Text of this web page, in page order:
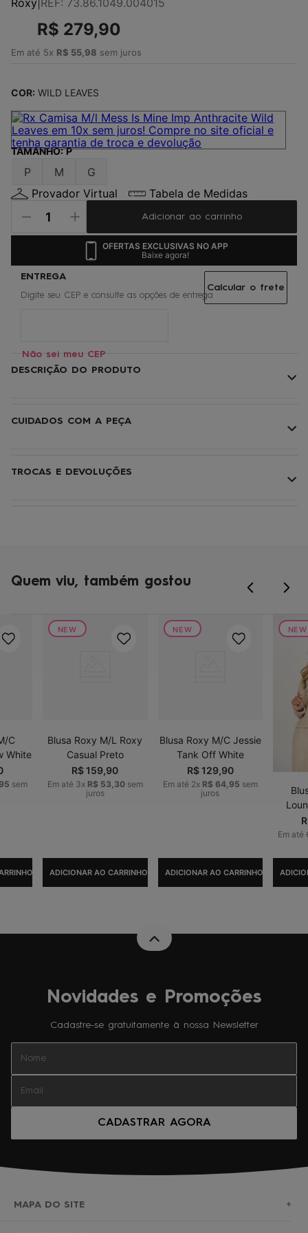
Roxy REF: 73.86.1049.004015
R$ 279,90
Em até 5x R$ 55 98 sem juros
COR: WILD LEAVES
TAMANHO: P
P M
G
Provador Virtual
Tabela de Medidas
Adicionar ao carrinho
OFERTAS EXCLUSIVAS NO APP
Baixe agora!
Não sei meu CEP
Calcular o frete
DESCRIÇÃO DO PRODUTO
CUIDADOS COM A PEÇA
TROCAS E DEVOLUÇÕES
Quem viu, também gostou
C
White
sem
NEW
Blusa Roxy M/L Roxy
Casual Preto
R$159,90
Em até 3x R$ 53 30sem
juros
ADICIONAR AO CARRINHO
NEW
Blusa Roxy M/C Jessie
Tank Off White
R$129,90
Em até 2x R$ 64, 95 sem
juros
ADICIONAR AO CARRINHO
NEW
Em até
Novidades e Promoções
Cadastre-se gratuitamente à nossa Newsletter
CADASTRAR AGORA
MAPA DO SITE +
4º
jaqueta
maio
6 º
gorro
8º
vestido
9º
oculos
10º chinelo